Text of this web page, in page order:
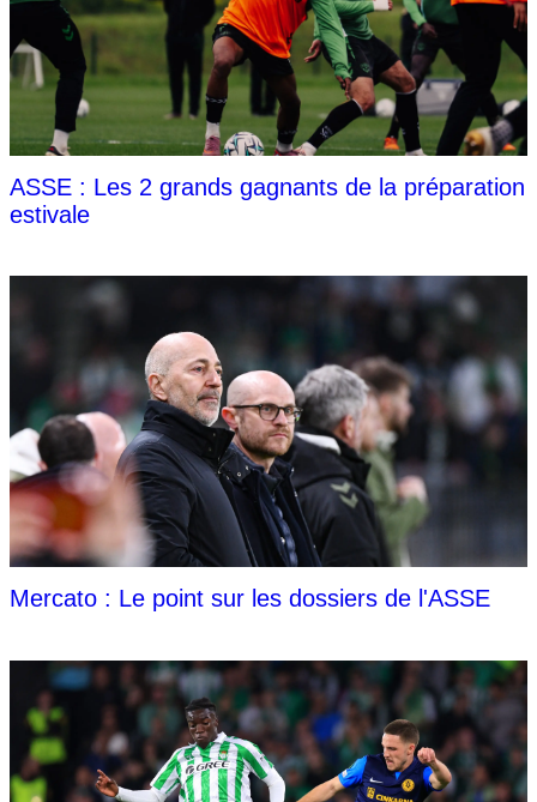
ASSE : Les 2 grands gagnants de la préparation
estivale
Mercato : Le point sur les dossiers de l'ASSE